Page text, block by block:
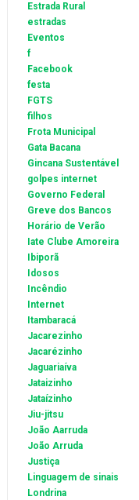
Estrada Rural
estradas
Eventos
f
Facebook
festa
FGTS
filhos
Frota Municipal
Gata Bacana
Gincana Sustentável
golpes internet
Governo Federal
Greve dos Bancos
Horário de Verão
Iate Clube Amoreira
Ibiporã
Idosos
Incêndio
Internet
Itambaracá
Jacarezinho
Jacarézinho
Jaguariaíva
Jataizinho
Jataízinho
Jiu-jitsu
João Aarruda
João Arruda
Justiça
Linguagem de sinais
Londrina